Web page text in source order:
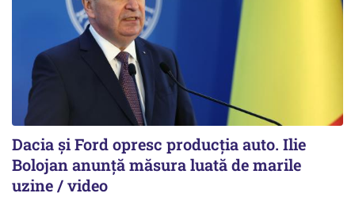
Dacia și Ford opresc producția auto. Ilie
Bolojan anunță măsura luată de marile
uzine / video